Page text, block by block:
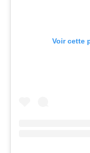
Voir cette